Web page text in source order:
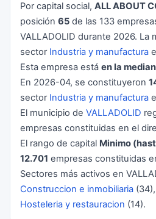
Por capital social, ALL ABOUT
posición 65 de las 133
VALLADOLID durante 2026. La
sector Industria y manufactura
Esta empresa está en la
En 2026-04, se constituyeron
sector Industria y manufactura
El municipio de VALLADOLID
empresas constituidas en el
El rango de capital Minimo
12.701 empresas constituidas
Sectores más activos en
Construccion e inmobiliaria (34),
Hosteleria y restauracion (14).